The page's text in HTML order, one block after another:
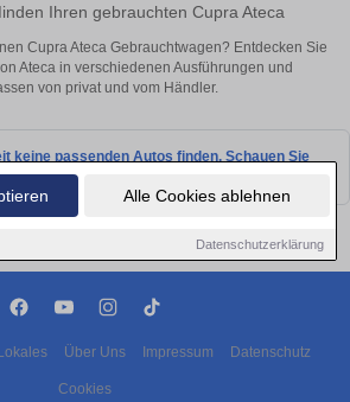
Alle Cookies ablehnen
Datenschutzerklärung
Ihren gebrauchten Cupra Ateca
Cupra Ateca Gebrauchtwagen? Entdecken Sie
Ateca in verschiedenen Ausführungen und
von privat und vom Händler.
keine passenden Autos finden. Schauen Sie
Lokales Über Uns Impressum Datenschutz
Cookies